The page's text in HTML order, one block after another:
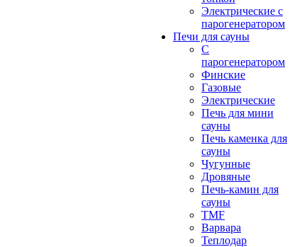
Электрические с
парогенератором
Печи для сауны
С
парогенератором
Финские
Газовые
Электрические
Печь для мини
сауны
Печь каменка для
сауны
Чугунные
Дровяные
Печь-камин для
сауны
TMF
Варвара
Теплодар